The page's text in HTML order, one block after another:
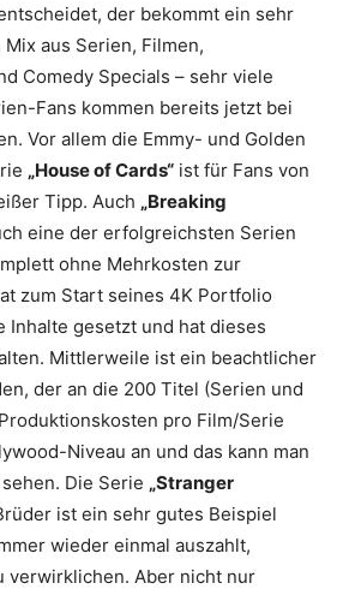
der bekommt ein sehr
aus Serien, Filmen,
Comedy Specials – sehr viele
Fans kommen bereits jetzt bei
Vor allem die Emmy- und Golden
„House of Cards“ ist für Fans von
Tipp. Auch „Breaking
eine der erfolgreichsten Serien
ohne Mehrkosten zur
zum Start seines 4K Portfolio
Inhalte gesetzt und hat dieses
Mittlerweile ist ein beachtlicher
der an die 200 Titel (Serien und
pro Film/Serie
Niveau an und das kann man
Die Serie „Stranger
ist ein sehr gutes Beispiel
wieder einmal auszahlt,
verwirklichen. Aber nicht nur